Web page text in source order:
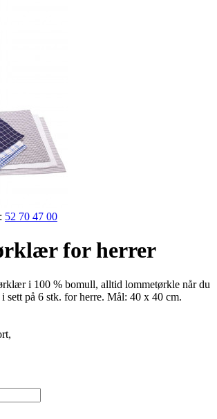
52 70 47 00
for herrer
i 100 % bomull, alltid lomme­tørkle når du
sett på 6 stk. for herre. Mål: 40 x 40 cm.